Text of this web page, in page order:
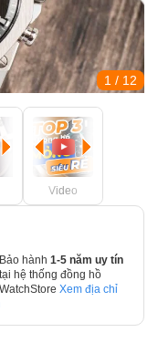
1 / 12
Video
Bảo hành 1-5 năm uy tín
tại hệ thống đồng hồ
WatchStore Xem địa chỉ